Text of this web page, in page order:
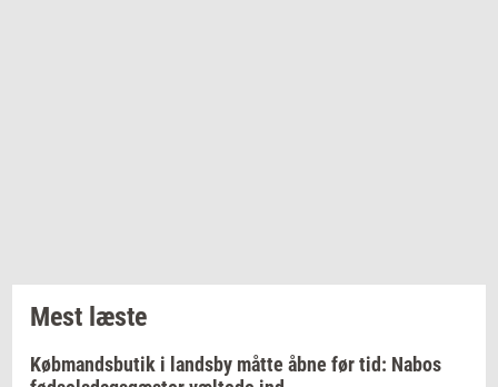
Mest læste
Købmandsbutik i landsby måtte åbne før tid: Nabos